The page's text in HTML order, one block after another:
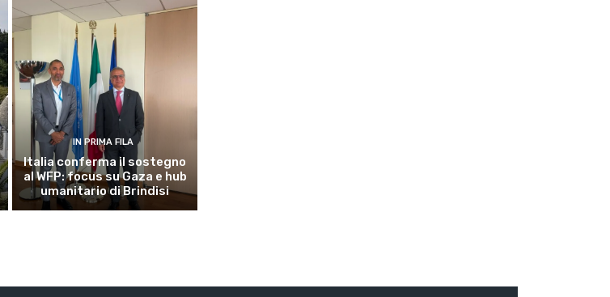
IN PRIMA FILA
Italia conferma il sostegno
al WFP: focus su Gaza e hub
umanitario di Brindisi